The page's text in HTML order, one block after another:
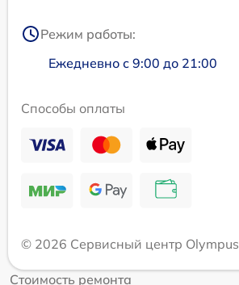
Режим работы:
Ежедневно с 9:00 до 21:00
Способы оплаты
© 2026 Сервисный центр Olympus
Стоимость ремонта